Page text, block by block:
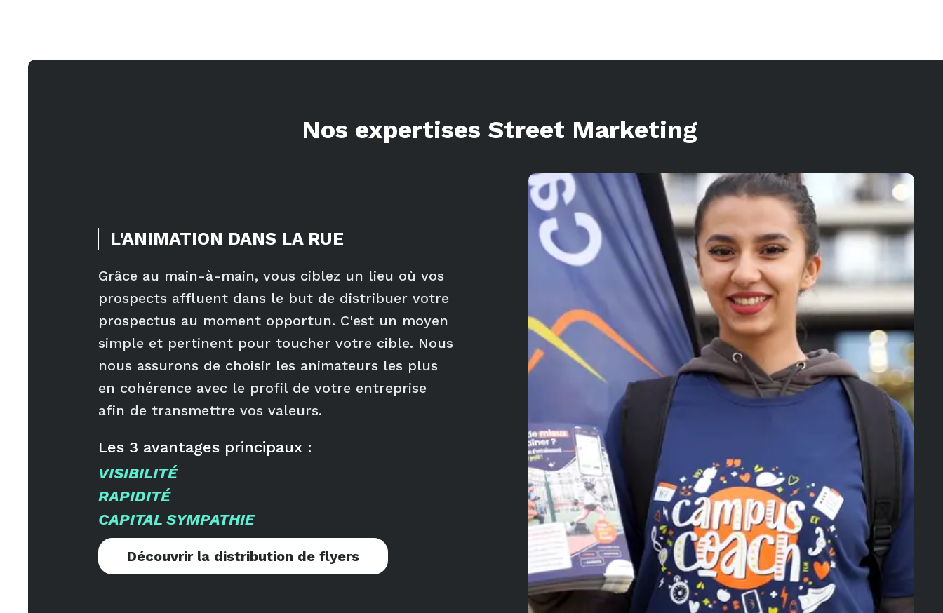
Nos expertises Street Marketing
L'ANIMATION DANS LA RUE
Grâce au main-à-main, vous ciblez un lieu où vos
prospects affluent dans le but de distribuer votre
prospectus au moment opportun. C'est un moyen
simple et pertinent pour toucher votre cible. Nous
nous assurons de choisir les animateurs les plus
en cohérence avec le profil de votre entreprise
afin de transmettre vos valeurs.
Les 3 avantages principaux :
VISIBILITÉ
RAPIDITÉ
CAPITAL SYMPATHIE
Découvrir la distribution de flyers